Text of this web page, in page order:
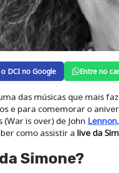
o DCI no Google Entre no
das músicas que mais
e para comemorar o
is over) de John Lennon
como assistir a live da
Simone?